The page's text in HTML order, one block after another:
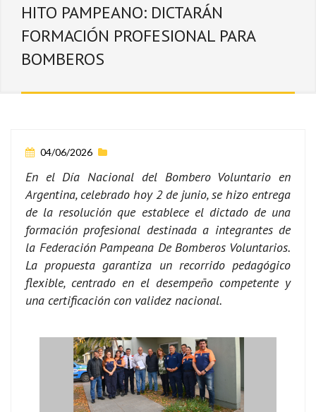
HITO PAMPEANO: DICTARÁN
FORMACIÓN PROFESIONAL PARA
BOMBEROS
04/06/2026
En el Día Nacional del Bombero Voluntario en
Argentina, celebrado hoy 2 de junio, se hizo entrega
de la resolución que establece el dictado de una
formación profesional destinada a integrantes de
la Federación Pampeana De Bomberos Voluntarios.
La propuesta garantiza un recorrido pedagógico
flexible, centrado en el desempeño competente y
una certificación con validez nacional.